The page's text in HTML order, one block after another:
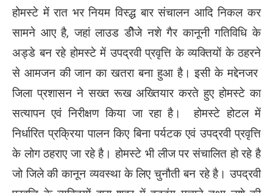
होमस्टे में रात भर नियम विस्द्ध बार संचालन आदि निकल कर
सामने आए है, जहां लाउड डीेजे नशे गैर कानूनी गतिविधि के
अड्डे बन रहे होमस्टे में उपद्रवी प्रवृत्ति के व्यक्तियों के ठहरने
से आमजन की जान का खतरा बना हुआ है। इसी के मद्देनजर
जिला प्रशासन ने सख्त रूख अख्तियार करते हुए होमस्टे का
सत्यापन एवं निरीक्षण किया जा रहा है। होमस्टे होटल में
निर्धारित प्रक्रिया पालन किए बिना पर्यटक एवं उपद्रवी प्रवृत्ति
के लोग ठहराए जा रहे है। होमस्टे भी लीज पर संचालित हो रहे है
जो जिले की कानून व्यवस्था के लिए चुनौती बन रहे है। उपद्रवी